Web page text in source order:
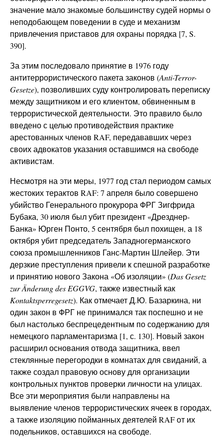
значение мало знакомые большинству судей нормы о
неподобающем поведении в суде и механизм
привлечения приставов для охраны порядка [7, S.
390].
За этим последовало принятие в 1976 году
антитеррористического пакета законов (Anti-Terror-
Gesetze), позволивших суду контролировать переписку
между защитником и его клиентом, обвиненным в
террористической деятельности. Это правило было
введено с целью противодействия практике
арестованных членов RAF, передававших через
своих адвокатов указания оставшимся на свободе
активистам.
Несмотря на эти меры, 1977 год стал периодом самых
жестоких терактов RAF: 7 апреля было совершено
убийство Генерального прокурора ФРГ Зигфрида
Бубака, 30 июля был убит президент «Дрезднер-
Банка» Юрген Понто, 5 сентября был похищен, а 18
октября убит председатель Западногерманского
союза промышленников Ганс-Мартин Шлейер. Эти
дерзкие преступления привели к спешной разработке
и принятию нового Закона «Об изоляции» (DasGesetz
zur Änderung des EGGVG, также известный как
Kontaktsperregesetz). Как отмечает Д.Ю. Базаркина, ни
один закон в ФРГ не принимался так поспешно и не
был настолько беспрецедентным по содержанию для
немецкого парламентаризма [1, с. 130]. Новый закон
расширил основания отвода защитника, ввел
стеклянные перегородки в комнатах для свиданий, а
также создал правовую основу для организации
контрольных пунктов проверки личности на улицах.
Все эти мероприятия были направлены на
выявление членов террористических ячеек в городах,
а также изоляцию пойманных деятелей RAF от их
подельников, оставшихся на свободе.